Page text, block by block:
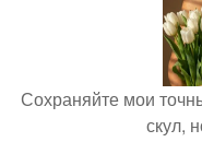
Сохраняйте мои
скул,